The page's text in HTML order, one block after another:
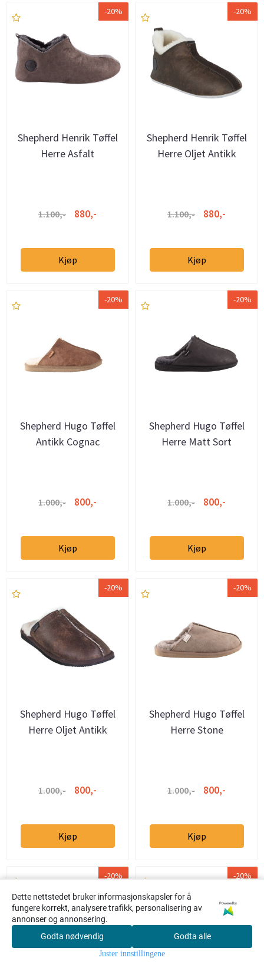
Søk
-20%
Shepherd Henrik Tøffel
Herre Asfalt
1.100,- 880,-
Kjøp
-20%
Shepherd Henrik Tøffel
Herre Oljet Antikk
1.100,- 880,-
Kjøp
-20%
Shepherd Hugo Tøffel
Antikk Cognac
1.000,- 800,-
Kjøp
-20%
Shepherd Hugo Tøffel
Herre Matt Sort
1.000,- 800,-
Kjøp
-20%
Shepherd Hugo Tøffel
Herre Oljet Antikk
1.000,- 800,-
Kjøp
-20%
Shepherd Hugo Tøffel
Herre Stone
1.000,- 800,-
Kjøp
-20% -20%
Dette nettstedet bruker informasjonskapsler for å
fungere korrekt, analysere trafikk, personalisering av
annonser og annonsering.
Powered by
Godta nødvendig Godta alle
Juster innstillingene